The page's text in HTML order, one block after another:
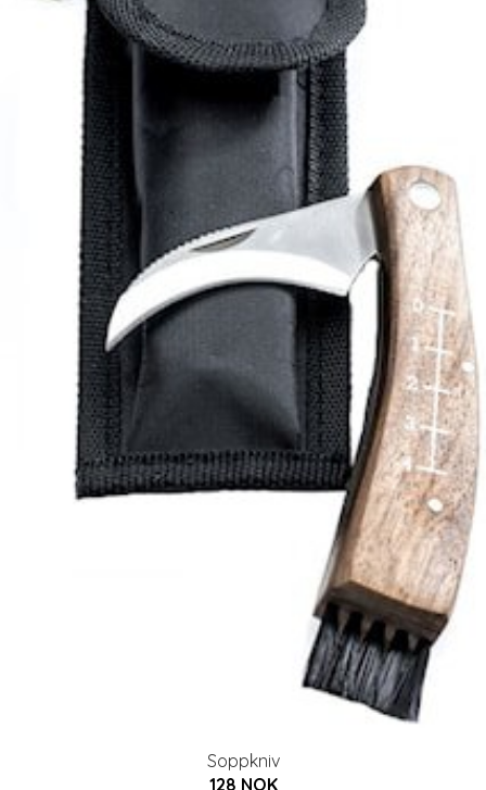
Soppkniv
128 NOK